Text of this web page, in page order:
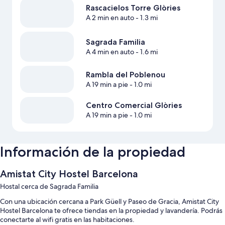
Rascacielos Torre Glòries
A 2 min en auto- 1.3 mi
Sagrada Familia
A 4 min en auto- 1.6 mi
Rambla del Poblenou
A 19 min a pie- 1.0 mi
Centro Comercial Glòries
A 19 min a pie- 1.0 mi
Información de la propiedad
Amistat City Hostel Barcelona
Hostal cerca de Sagrada Familia
Con una ubicación cercana a Park Güell y Paseo de Gracia, Amistat City
Hostel Barcelona te ofrece tiendas en la propiedad y lavandería. Podrás
conectarte al wifi gratis en las habitaciones.